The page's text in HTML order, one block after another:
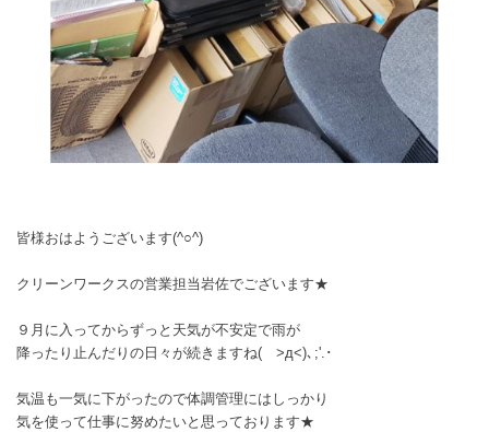
皆様おはようございます(^○^)
クリーンワークスの営業担当岩佐でございます★
９月に入ってからずっと天気が不安定で雨が
降ったり止んだりの日々が続きますね( >д<)､;'.･
気温も一気に下がったので体調管理にはしっかり
気を使って仕事に努めたいと思っております★